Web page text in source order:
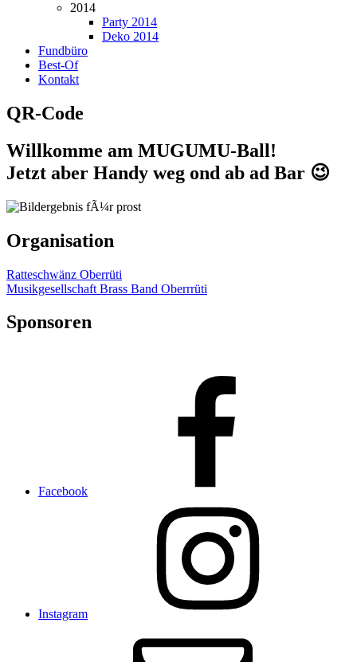
2014
Party 2014
Deko 2014
Fundbüro
Best-Of
Kontakt
QR-Code
Willkomme am MUGUMU-Ball!
Jetzt aber Handy weg ond ab ad Bar 😉
Organisation
Ratteschwänz Oberrüti
Musikgesellschaft Brass Band Oberrrüti
Sponsoren
Facebook
Instagram